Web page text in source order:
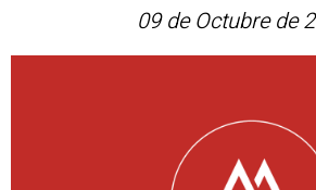
09 de Octubre de